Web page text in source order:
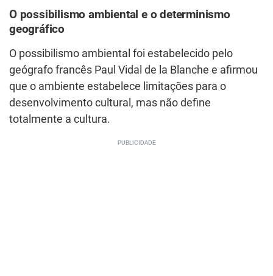
O possibilismo ambiental e o determinismo
geográfico
O possibilismo ambiental foi estabelecido pelo
geógrafo francês Paul Vidal de la Blanche e afirmou
que o ambiente estabelece limitações para o
desenvolvimento cultural, mas não define
totalmente a cultura.